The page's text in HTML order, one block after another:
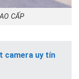
CẤP
camera uy tín